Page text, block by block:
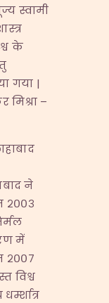
स्वामी
के
गया |
मिश्रा –
ने
२००३
में
२००७
विश्व